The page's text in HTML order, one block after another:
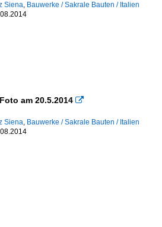
Siena, Bauwerke / Sakrale Bauten / Italien
am 20.5.2014 
Siena, Bauwerke / Sakrale Bauten / Italien